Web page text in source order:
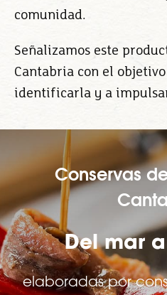
comunidad.
Señalizamos este
Cantabria con el
identificarla y a
Conservas
Del mar
elaboradas por